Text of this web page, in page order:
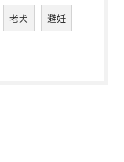
老犬 避妊